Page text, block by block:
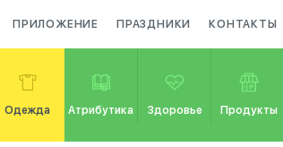
ПРИЛОЖЕНИЕ ПРАЗДНИКИ КОНТАКТЫ
Одежда Атрибутика Здоровье Продукты